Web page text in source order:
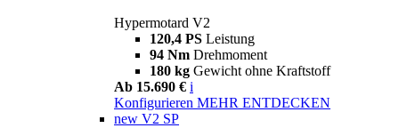
Hypermotard V2
120,4 PS Leistung
94 Nm Drehmoment
180 kg Gewicht ohne Kraftstoff
Ab 15.690 € i
Konfigurieren MEHR ENTDECKEN
new V2 SP